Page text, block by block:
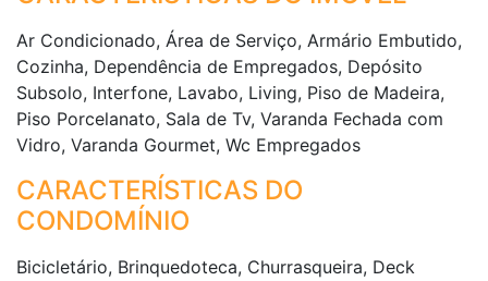
Ar Condicionado, Área de Serviço, Armário Embutido,
Cozinha, Dependência de Empregados, Depósito
Subsolo, Interfone, Lavabo, Living, Piso de Madeira,
Piso Porcelanato, Sala de Tv, Varanda Fechada com
Vidro, Varanda Gourmet, Wc Empregados
CARACTERÍSTICAS DO
CONDOMÍNIO
Bicicletário, Brinquedoteca, Churrasqueira, Deck